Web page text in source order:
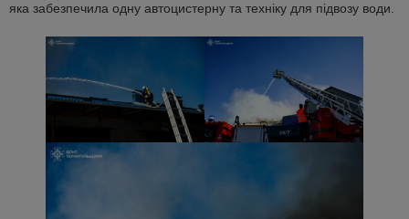
яка забезпечила одну автоцистерну та техніку для підвозу води.